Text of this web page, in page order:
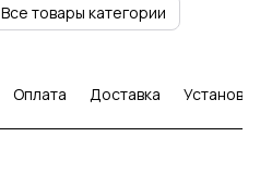
Все товары категории
Оплата Доставка Установка